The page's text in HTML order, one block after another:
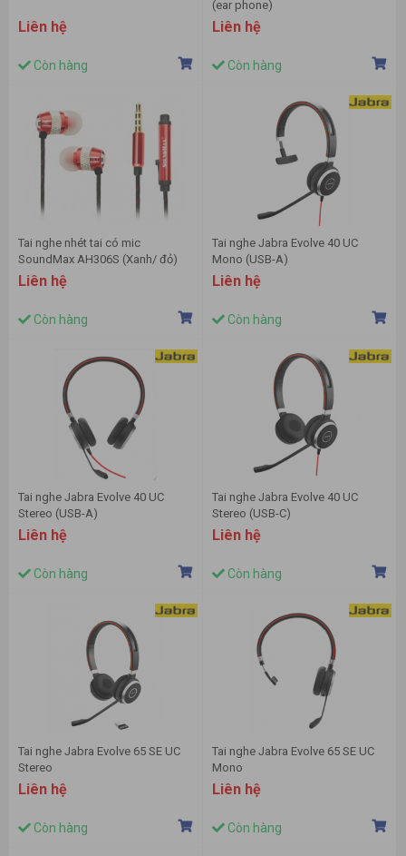
Liên hệ
Còn hàng
(ear phone)
Liên hệ
Còn hàng
Tai nghe nhét tai có mic
SoundMax AH306S (Xanh/ đỏ)
Liên hệ
Còn hàng
Tai nghe Jabra Evolve 40 UC
Mono (USB-A)
Liên hệ
Còn hàng
Tai nghe Jabra Evolve 40 UC
Stereo (USB-A)
Liên hệ
Còn hàng
Tai nghe Jabra Evolve 40 UC
Stereo (USB-C)
Liên hệ
Còn hàng
Tai nghe Jabra Evolve 65 SE UC
Stereo
Liên hệ
Còn hàng
Tai nghe Jabra Evolve 65 SE UC
Mono
Liên hệ
Còn hàng